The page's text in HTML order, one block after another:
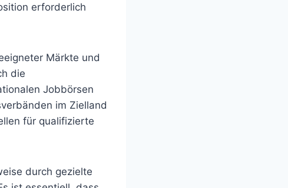
erforderlich
Märkte und
die
Jobbörsen
im Zielland
für qualifizierte
durch gezielte